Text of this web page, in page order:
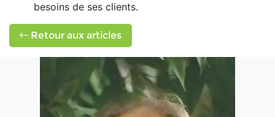
besoins de ses clients.
Retour aux articles